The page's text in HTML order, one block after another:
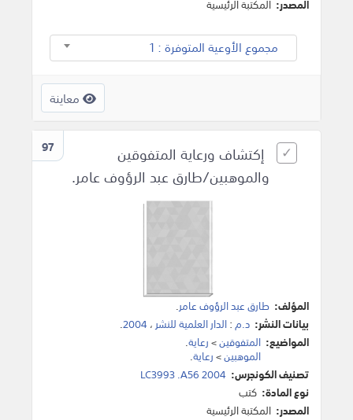
المصدر: المكتبة الرئيسية
مجموع الأوعية المتوفرة : 1
معاينة
97
إكتشاف ورعاية المتفوقين
والموهبين/طارق عبد الرؤوف عامر.
المؤلف: طارق عبد الرؤوف عامر.
بيانات النشر: د.م:الدار العلمية للنشر ، 2004
.
المواضيع: المتفوقين>رعاية.
الموهبين>رعاية.
تصنيف الكونجرس: LC3993 .A56 2004
نوع المادة: كتب
المصدر: المكتبة الرئيسية